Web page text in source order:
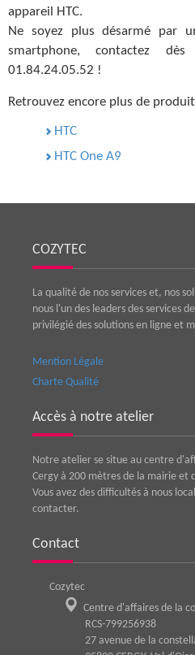
appareil HTC.
Ne soyez plus désarmé par
smartphone, contactez
01.84.24.05.52 !
Retrouvez encore plus de
HTC
HTC One A9
COZYTEC
La qualité de nos services et, nos
nous l'un des leaders des services
privilégié des solutions en ligne et
Mention Légale
Charte Qualité
Accès à notre atelier
Notre atelier se situe au centre
Cergy à 200 mètres de la mairie et
Vous avez des difficultés à nous
contacter.
Contact
Cozytec
Centre d'affaires de la
RCS-799256938
27 avenue de la